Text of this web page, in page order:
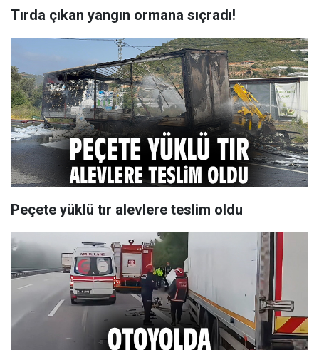
Tırda çıkan yangın ormana sıçradı!
Peçete yüklü tır alevlere teslim oldu